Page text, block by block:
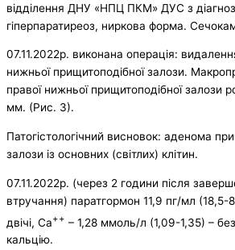
відділення ДНУ «НПЦ ПКМ» ДУС з
гіперпаратиреоз, ниркова форма.
07.11.2022р. виконана операція:
нижньої прищитоподібної залози.
правої нижньої прищитоподібної залози
мм. (Рис. 3).
Патогістологічний висновок: аденома
залози із основних (світлих) клітин.
07.11.2022р. (через 2 години після
втручання) паратгормон 11,9 пг/мл (18,5-
двічі, Са++ – 1,28 ммоль/л (1,09-1,35) – без
кальцію.